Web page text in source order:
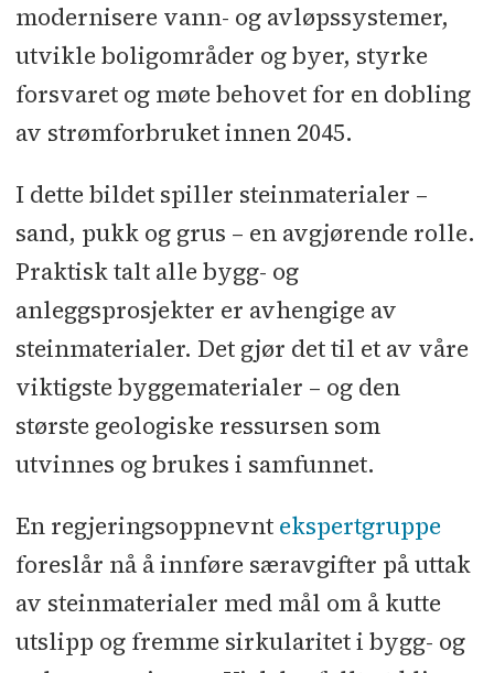
modernisere vann- og avløpssystemer,
utvikle boligområder og byer, styrke
forsvaret og møte behovet for en dobling
av strømforbruket innen 2045.
I dette bildet spiller steinmaterialer –
sand, pukk og grus – en avgjørende rolle.
Praktisk talt alle bygg- og
anleggsprosjekter er avhengige av
steinmaterialer. Det gjør det til et av våre
viktigste byggematerialer – og den
største geologiske ressursen som
utvinnes og brukes i samfunnet.
En regjeringsoppnevnt ekspertgruppe
foreslår nå å innføre særavgifter på uttak
av steinmaterialer med mål om å kutte
utslipp og fremme sirkularitet i bygg- og